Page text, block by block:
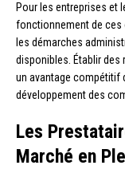
Pour les entreprises et
fonctionnement de ces
les démarches
disponibles. Établir
un avantage compétitif
développement des
Les
Marché en